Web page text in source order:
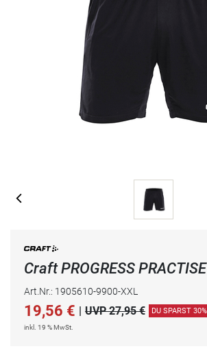
Craft PROGRESS
Art.Nr.: 1905610-9900-XXL
19,56 € | UVP 27,95 € DU SPARST 30%
inkl. 19 % MwSt.